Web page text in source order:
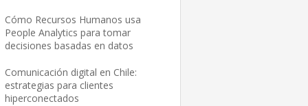
Cómo Recursos Humanos usa
People Analytics para tomar
decisiones basadas en datos
Comunicación digital en Chile:
estrategias para clientes
hiperconectados